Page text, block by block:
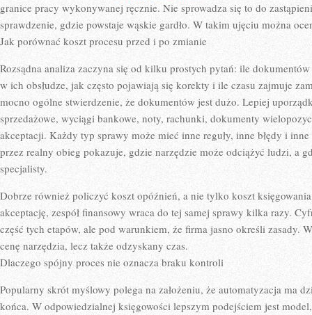
granice pracy wykonywanej ręcznie. Nie sprowadza się to do
sprawdzenie, gdzie powstaje wąskie gardło. W takim ujęciu można
Jak porównać koszt procesu przed i po zmianie
Rozsądna analiza zaczyna się od kilku prostych pytań: ile
w ich obsłudze, jak często pojawiają się korekty i ile czasu zajmuje
mocno ogólne stwierdzenie, że dokumentów jest dużo. Lepiej
sprzedażowe, wyciągi bankowe, noty, rachunki, dokumenty
akceptacji. Każdy typ sprawy może mieć inne reguły, inne błędy i
przez realny obieg pokazuje, gdzie narzędzie może odciążyć ludzi, a
specjalisty.
Dobrze również policzyć koszt opóźnień, a nie tylko koszt
akceptację, zespół finansowy wraca do tej samej sprawy kilka razy.
część tych etapów, ale pod warunkiem, że firma jasno określi zasady.
cenę narzędzia, lecz także odzyskany czas.
Dlaczego spójny proces nie oznacza braku kontroli
Popularny skrót myślowy polega na założeniu, że automatyzacja ma
końca. W odpowiedzialnej księgowości lepszym podejściem jest